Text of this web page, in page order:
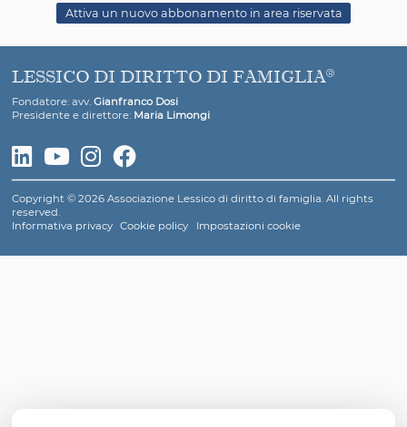
Il presidente designato, dopo aver preliminarmente
provvedimento alla parte attrice, alla parte
difensore del vincolo, con invito a comparire in
un determinato termine, per quella la preliminare
denominata “contestazione della lite”, nella quale
l’oggetto della controversia: ossia determinare il capo
di nullità su cui dovrà essere svolta la successiva
processuale, secondo la domanda della parte
eventuali controdeduzioni della parte convenuta.